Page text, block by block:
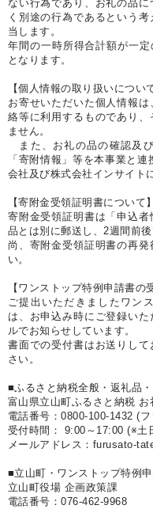
ない行為であり、お礼の品
く別途の行為であるという
当します。
年間の一時所得合計額が一
となります。
【個人情報の取り扱いについ
お寄せいただいた個人情報
絡等に利用するものであり
ません。
また、お礼の品の確認及
「寄附情報」等を本事業と
会社及び株式会社インサイト
【寄附金受領証明書について】
寄附金受領証明書は「申込
品とは別に郵送し、2週間前
尚、寄附金受領証明書の再
い。
【ワンストップ特例申請書の
ご提出いただきましたワン
は、お申込み時にご登録い
ルでお知らせしています。
書面での受付書はお送りし
さい。
■ふるさと納税全般・返礼品
富山県立山町ふるさと納税 お
電話番号：0800-100-1432 (
受付時間： 9:00～17:00 (※土
メールアドレス：furusato-
■立山町・ワンストップ特例
立山町役場 企画政策課
電話番号：076-462-9968